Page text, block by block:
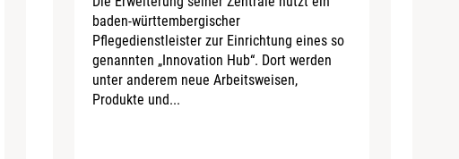
baden-württembergischer
Pflegedienstleister zur Einrichtung eines so
genannten „Innovation Hub“. Dort werden
unter anderem neue Arbeitsweisen,
Produkte und...